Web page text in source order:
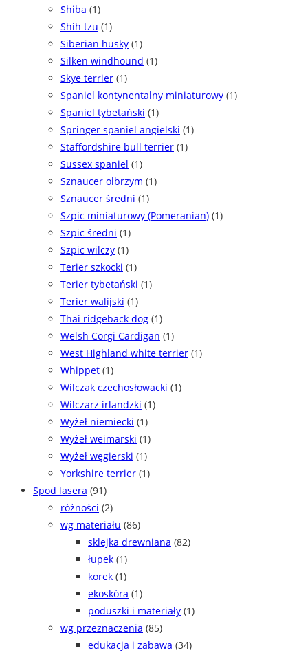
Shiba (1)
Shih tzu (1)
Siberian husky (1)
Silken windhound (1)
Skye terrier (1)
Spaniel kontynentalny miniaturowy (1)
Spaniel tybetański (1)
Springer spaniel angielski (1)
Staffordshire bull terrier (1)
Sussex spaniel (1)
Sznaucer olbrzym (1)
Sznaucer średni (1)
Szpic miniaturowy (Pomeranian) (1)
Szpic średni (1)
Szpic wilczy (1)
Terier szkocki (1)
Terier tybetański (1)
Terier walijski (1)
Thai ridgeback dog (1)
Welsh Corgi Cardigan (1)
West Highland white terrier (1)
Whippet (1)
Wilczak czechosłowacki (1)
Wilczarz irlandzki (1)
Wyżeł niemiecki (1)
Wyżeł weimarski (1)
Wyżeł węgierski (1)
Yorkshire terrier (1)
Spod lasera (91)
różności (2)
wg materiału (86)
sklejka drewniana (82)
łupek (1)
korek (1)
ekoskóra (1)
poduszki i materiały (1)
wg przeznaczenia (85)
edukacja i zabawa (34)